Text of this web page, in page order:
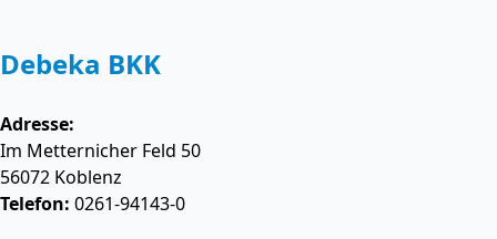
Debeka BKK
Adresse:
Im Metternicher Feld 50
56072 Koblenz
Telefon: 0261-94143-0